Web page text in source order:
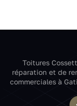
Toitures
réparation et de
commerciales à